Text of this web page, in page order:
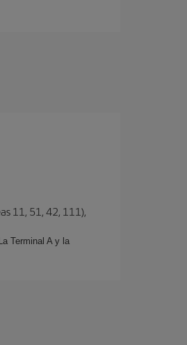
11, 51, 42, 111),
Terminal A y la